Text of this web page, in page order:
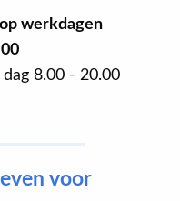
werkdagen
8.00 - 20.00
voor